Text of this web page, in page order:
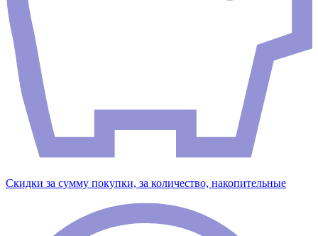
Скидки за сумму покупки, за количество, накопительные